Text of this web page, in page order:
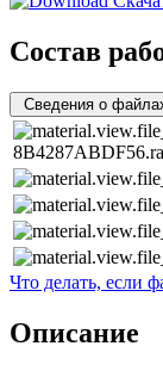
Состав
Сведения о
Что делать, если
Описание